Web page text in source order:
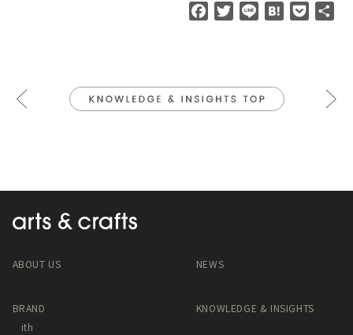
b
o
T
t
e
H
a
ABOUT US
BRAND
ith
NEWS
KNOWLEDGE & INSIGHTS